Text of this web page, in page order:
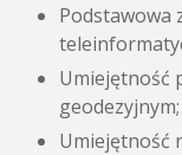
Podstawowa
Umiejętność
geodezyjnym;
Umiejętność